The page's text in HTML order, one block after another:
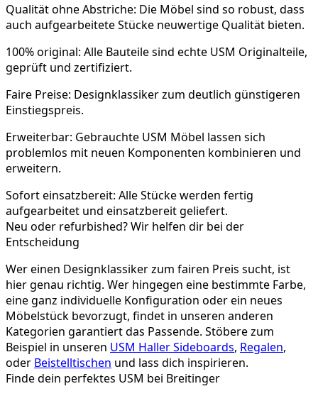
Qualität ohne Abstriche: Die Möbel sind so robust, dass
auch aufgearbeitete Stücke neuwertige Qualität bieten.
100% original: Alle Bauteile sind echte USM Originalteile,
geprüft und zertifiziert.
Faire Preise: Designklassiker zum deutlich günstigeren
Einstiegspreis.
Erweiterbar: Gebrauchte USM Möbel lassen sich
problemlos mit neuen Komponenten kombinieren und
erweitern.
Sofort einsatzbereit: Alle Stücke werden fertig
aufgearbeitet und einsatzbereit geliefert.
Neu oder refurbished? Wir helfen dir bei der
Entscheidung
Wer einen Designklassiker zum fairen Preis sucht, ist
hier genau richtig. Wer hingegen eine bestimmte Farbe,
eine ganz individuelle Konfiguration oder ein neues
Möbelstück bevorzugt, findet in unseren anderen
Kategorien garantiert das Passende. Stöbere zum
Beispiel in unseren USM Haller Sideboards, Regalen,
oder Beistelltischen und lass dich inspirieren.
Finde dein perfektes USM bei Breitinger